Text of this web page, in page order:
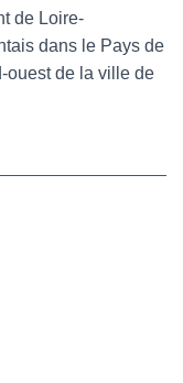
de Loire-
dans le Pays de
ouest de la ville de